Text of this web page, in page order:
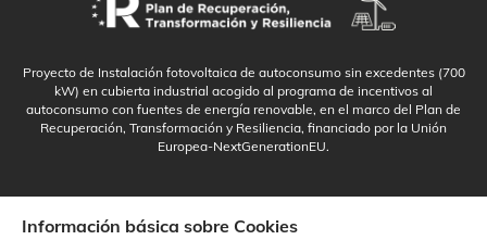
Proyecto de Instalación fotovoltaica de autoconsumo sin excedentes (700
kW) en cubierta industrial acogido al programa de incentivos al
autoconsumo con fuentes de energía renovable, en el marco del Plan de
Recuperación, Transformación y Resiliencia, financiado por la Unión
Europea-NextGenerationEU.
Información básica sobre Cookies